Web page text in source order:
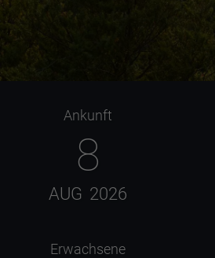
Ankunft
8
AUG 2026
Erwachsene